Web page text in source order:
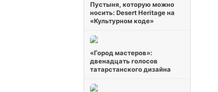
Пустыня, которую можно
носить: Desert Heritage на
«Культурном коде»
«Город мастеров»:
двенадцать голосов
татарстанского дизайна